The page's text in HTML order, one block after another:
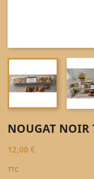
NOUGAT NOIR
12,00 €
TTC